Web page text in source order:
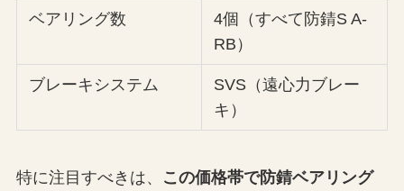
ベアリング数
4個（すべて防錆S A-
RB）
ブレーキシステム
SVS（遠心力ブレー
キ）
特に注目すべきは、
この価格帯で防錆ベアリング